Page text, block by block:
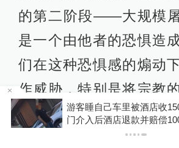
的第二阶段——大规模
是一个由他者的恐惧造
们在这种恐惧感的煽动
作威胁，特别是将宗教
乱混为一谈。有人写道
为一种对肉体的暴行之
游客睡自己车里被酒店收
门介入后酒店退款并赔偿